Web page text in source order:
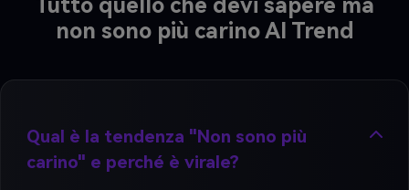
Tutto quello che devi sapere ma
non sono più carino AI Trend
Qual è la tendenza "Non sono più
carino" e perché è virale?